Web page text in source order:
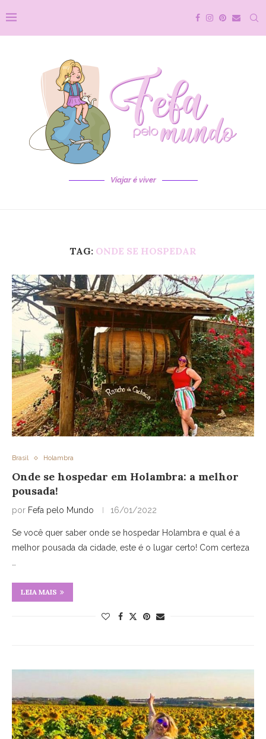
Viajar é viver
TAG: ONDE SE HOSPEDAR
Brasil Holambra
Onde se hospedar em Holambra: a melhor
pousada!
por Fefa pelo Mundo 16/01/2022
Se você quer saber onde se hospedar Holambra e qual é a
melhor pousada da cidade, este é o lugar certo! Com certeza
LEIA MAIS